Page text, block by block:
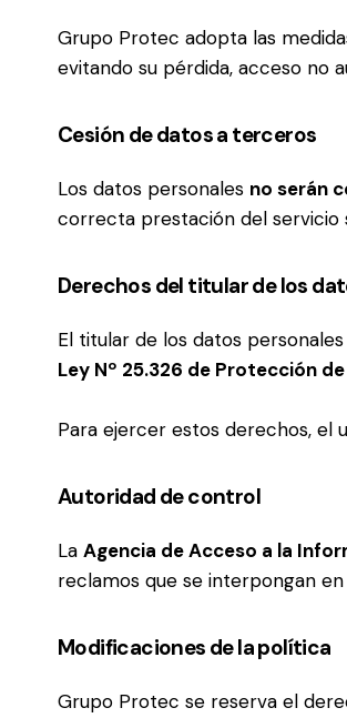
Grupo Protec adopta las
evitando su pérdida, acceso no
Cesión de datos a terceros
Los datos personales no serán
correcta prestación del servicio
Derechos del titular de los
El titular de los datos
Ley Nº 25.326 de Protección
Para ejercer estos derechos, el
Autoridad de control
La Agencia de Acceso a la
reclamos que se interpongan
Modificaciones de la política
Grupo Protec se reserva el